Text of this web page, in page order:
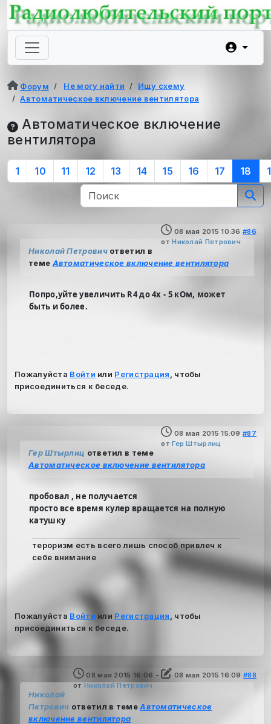
Форум Не могу найти
Ищу схему
Автоматическое включение вентилятора
Автоматическое включение
вентилятора
1 10 11 12 13 14 15 16 17 18
08 мая 2015 10:36 #86
отНиколай Петрович
Николай Петровичответил в
теме Автоматическое включение вентилятора
Попро,уйте увеличить R4 до 4х - 5 кОм, может
быть и более.
Пожалуйста Войти или Регистрация
, чтобы
присоединиться к беседе.
08 мая 2015 15:09 #87
отГер Штырлиц
Гер Штырлиц ответил в теме
Автоматическое включение вентилятора
пробовал , не получается
просто все время кулер вращается на полную
катушку
тероризм есть всего лишь способ привлеч к
себе внимание
Пожалуйста Войти или Регистрация
, чтобы
присоединиться к беседе.
08 мая 2015 16:06 - 08 мая 2015 16:09 #88
от Николай Петрович
Николай
Петрович ответил в темеАвтоматическое
включение вентилятора